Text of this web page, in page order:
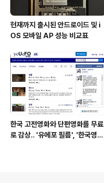
현재까지 출시된 안드로이드 및 i
OS 모바일 AP 성능 비교표
한국 고전영화와 단편영화를 무료
로 감상.. '유에포 필름', '한국영상